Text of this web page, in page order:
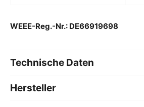
WEEE-Reg.-Nr.: DE66919698
Technische Daten
Hersteller